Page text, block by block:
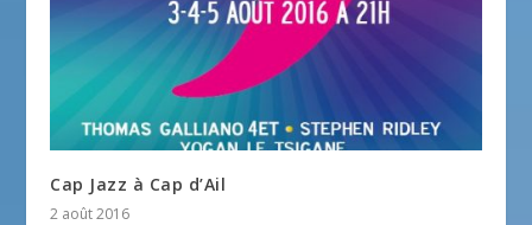
Cap Jazz à Cap d’Ail
2 août 2016